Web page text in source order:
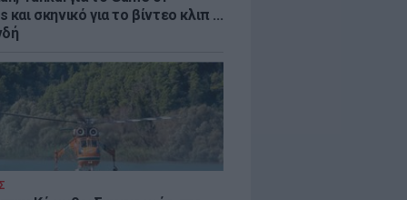
σκηνικό για το βίντεο κλιπ ...